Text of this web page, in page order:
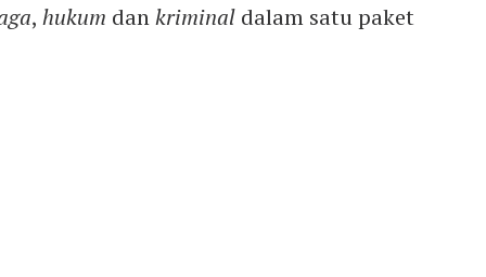
, hukum dankriminal dalam satu paket